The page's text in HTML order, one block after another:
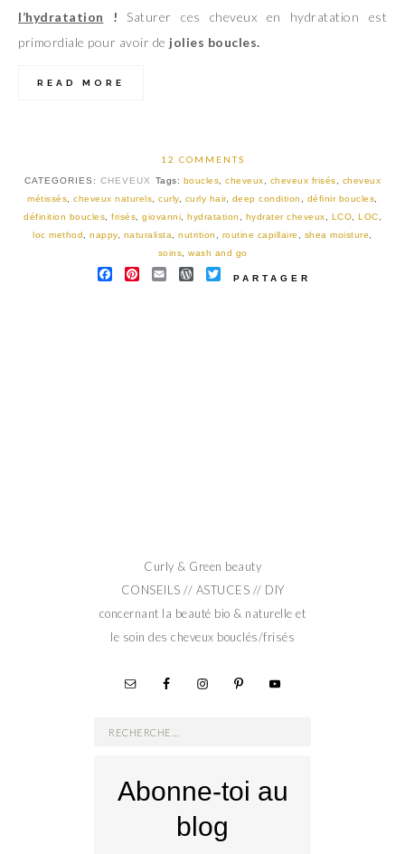
l’hydratation ! Saturer ces cheveux en hydratation est
primordiale pour avoir de jolies boucles.
READ MORE
12 COMMENTS
CATEGORIES: CHEVEUX Tags: boucles ,cheveux cheveux frisés
cheveux
métissés ,cheveux naturels ,curly, curly hair, deep condition définir boucles
définition boucles
frisés giovanni hydratation hydrater cheveux LCO LOC
loc method
,nappy, naturalista ,nutrition routine capillaire shea moisture
soins
wash and go
FACEBOOK
PINTEREST
EMAILWORDPRESS
TWITTER
PARTAGER
Curly & Green beauty
CONSEILS // ASTUCES // DIY
concernant la beauté bio & naturelle et
le soin des cheveux bouclés/frisés
Rechercher :
Abonne-toi au
blog